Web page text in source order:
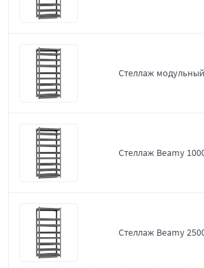
Стеллаж модульный
Стеллаж Beamy
Стеллаж Beamy